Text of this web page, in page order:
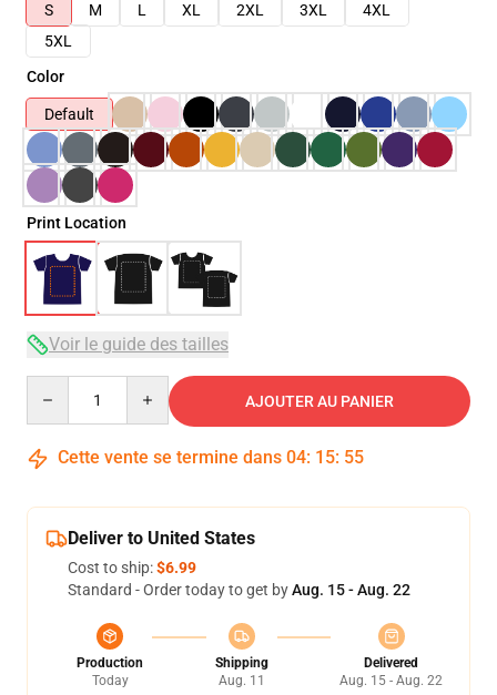
S
M L XL 2XL 3XL
4XL
5XL
Color
Default
Print Location
Voir le guide des tailles
AJOUTER AU PANIER
Cette vente se termine dans 04: 15: 54
Deliver to United States
Cost to ship:$6.99
Standard - Order today to get byAug. 15 - Aug. 22
Production
Today
Shipping
Aug. 11
Delivered
Aug. 15 - Aug. 22